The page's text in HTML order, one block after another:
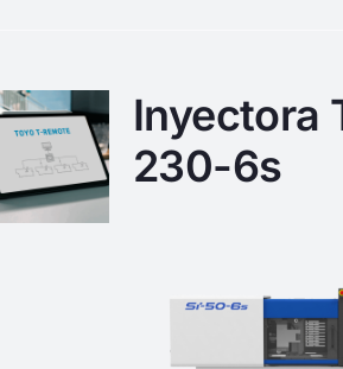
Inyectora
230-6s